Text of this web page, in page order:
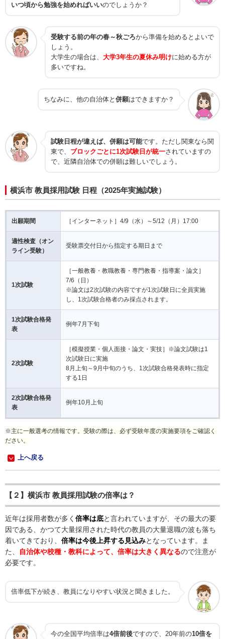
いつ頃から勉強を始めればいいのでしょうか？
受験する前の年の春～秋ごろから準備を始めるとよいで
しょう。
大学生の場合は、 大学3年生の夏休み明けに始める方が
多いですね。
ちなみに、他の自治体と 併願はできますか？
試験日程が違えば、併願は可能です。ただし関東なら関
東で、 ブロックごとに1次試験日が統一されていますの
で、近隣自治体での併願は難しいでしょう。
横浜市 教員採用試験 日程（2025年実施試験）
出願期間 ［インターネット］4/9（水）～5/12（月）17:00
適性検査（オン
ライン受験）
受験票交付日から指定する期日まで
1次試験
［一般教養・教職教養・専門教養・指導案・論文］
7/6（日）
※論文は2次試験の内容ですが1次試験日に全員実施
し、1次試験合格者のみ採点されます。
1次試験合格発
表
例年7月下旬
2次試験
［模擬授業・個人面接・論文・実技］※論文試験は1
次試験日に実施
8月上旬～9月中旬のうち、1次試験合格発表時に指定
する1日
2次試験合格発
表
例年10月上旬
※主に一般選考の情報です。受験の際は、必ず受験年度の実施要項をご確認く
ださい。
上へ戻る
【２】横浜市 教員採用試験の倍率は？
近年は採用者数が多く 倍率は底と言われていますが、その最大の要
因である、かつて大量採用された時代の教員の大量退職の波も落ち
着いてきており、 倍率は今後上昇する見込みとなっています。ま
た、
自治体や校種・教科によって、倍率は大きく異なるので注意が
必要です。
倍率低下が続き、教員になりやすい状況と聞きました。
今の全国平均倍率は4倍前後ですので、20年前の10倍を